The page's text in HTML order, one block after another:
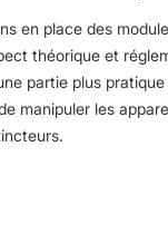
en place des
théorique et
partie plus
manipuler les